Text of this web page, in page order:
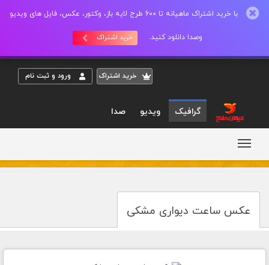
با خرید اشتراک ماهیانه تا 600 طرح لایه باز، وکتور، عکس، فایل های ویدیو
وصدا دانلود کنید. خرید اشتراک
خريد اشتراک ورود و ثبت نام
گرافیک ویدیو صدا
عکس ساعت دیواری مشکی